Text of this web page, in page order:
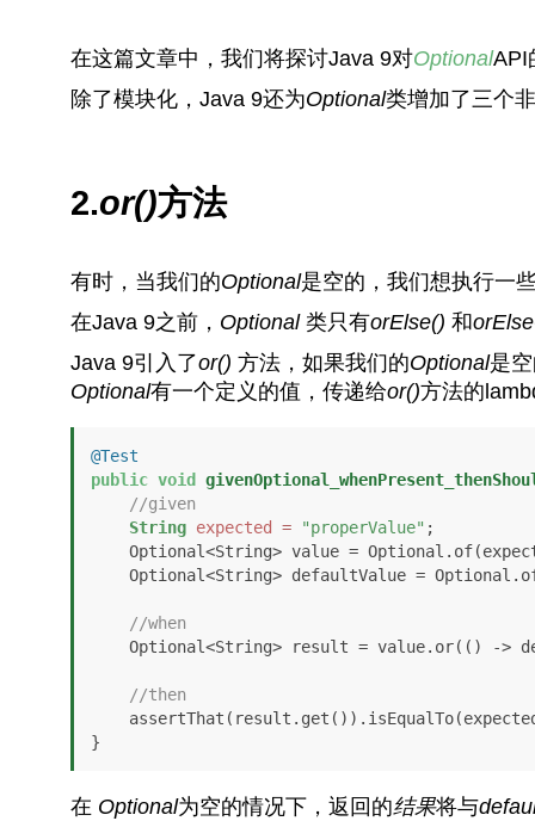
在这篇文章中，我们将探讨Java 9对OptionalAPI
除了模块化，Java 9还为Optional类增加了三个
2.or()方法
有时，当我们的Optional是空的，我们想执行一
在Java 9之前， Optional 类只有orElse() 和
Java 9引入了or() 方法，如果我们的Optional是
Optional有一个定义的值，传递给or()方法的
@Test
public void
//given
String expected = "properValue" ;
Optional<String> defaultValue =
//when
//then
}
在 Optional为空的情况下，返回的结果将与